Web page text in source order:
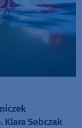
Klara Sobczak